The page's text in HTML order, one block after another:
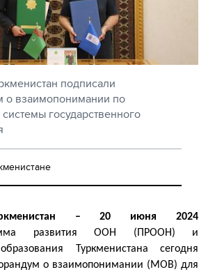
подписали
о взаимопонимании по
государственного
– 20 июня 2024
развития ООН (ПРООН) и
Туркменистана сегодня
о взаимопонимании (МОВ) для